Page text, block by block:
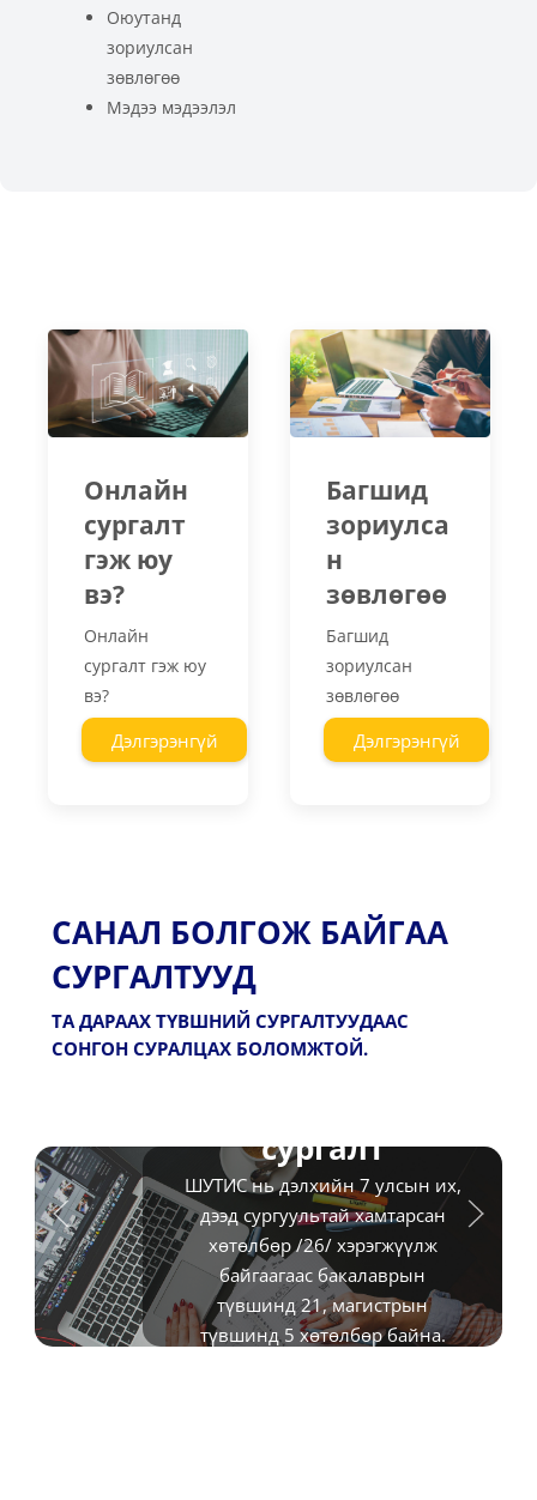
Оюутанд
зориулсан
зөвлөгөө
Мэдээ мэдээлэл
Онлайн
сургалт
гэж юу
вэ?
Онлайн
сургалт гэж юу
вэ?
Дэлгэрэнгүй
Багшид
зориулса
н
зөвлөгөө
Багшид
зориулсан
зөвлөгөө
Дэлгэрэнгүй
САНАЛ БОЛГОЖ БАЙГАА
СУРГАЛТУУД
ТА ДАРААХ ТҮВШНИЙ СУРГАЛТУУДААС
СОНГОН СУРАЛЦАХ БОЛОМЖТОЙ.
сургалт
ШУТИС нь дэлхийн 7 улсын их,
дээд сургуультай хамтарсан
хөтөлбөр /26/ хэрэгжүүлж
байгаагаас бакалаврын
түвшинд 21, магистрын
түвшинд 5 хөтөлбөр байна.